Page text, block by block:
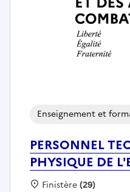
PERSONNEL
PHYSIQUE DE
Enseignement et
Localisation :
Finistère(29)